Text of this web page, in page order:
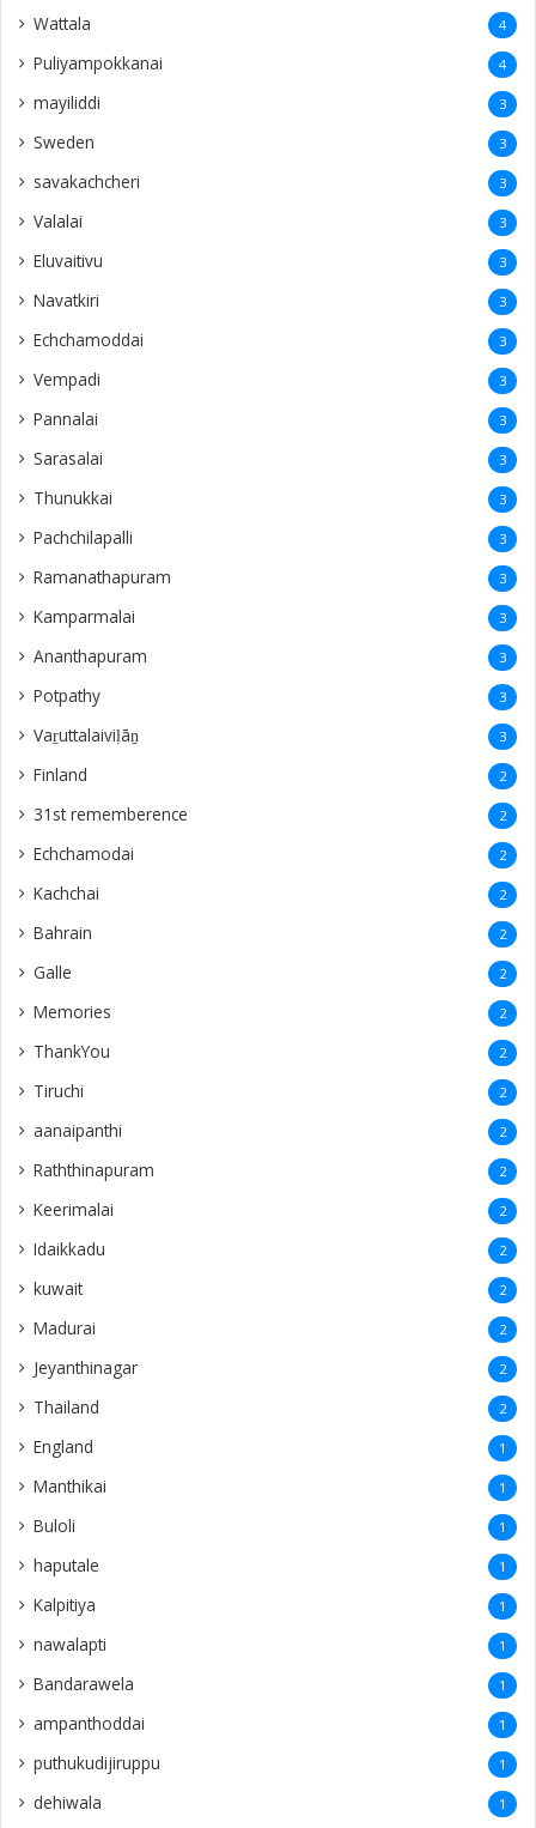
Wattala 4
Puliyampokkanai 4
mayiliddi 3
Sweden 3
savakachcheri 3
Valalai 3
Eluvaitivu 3
Navatkiri 3
Echchamoddai 3
Vempadi 3
Pannalai 3
Sarasalai 3
Thunukkai 3
Pachchilapalli 3
Ramanathapuram 3
Kamparmalai 3
Ananthapuram 3
‎Potpathy 3
Vaṟuttalaiviḷāṉ 3
Finland 2
31st rememberence 2
Echchamodai 2
Kachchai 2
Bahrain 2
Galle 2
Memories 2
ThankYou 2
Tiruchi 2
aanaipanthi 2
Raththinapuram 2
Keerimalai 2
Idaikkadu 2
kuwait 2
Madurai 2
Jeyanthinagar 2
Thailand 2
England 1
Manthikai 1
Buloli 1
haputale 1
Kalpitiya 1
nawalapti 1
Bandarawela 1
ampanthoddai 1
puthukudijiruppu 1
dehiwala 1